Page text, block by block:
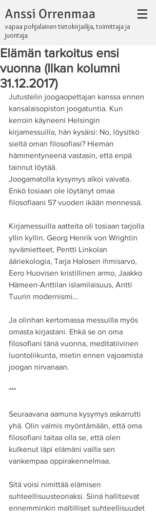
Anssi Orrenmaa
vapaa pohjalainen tietokirjailija, toimittaja ja
juontaja
Elämän tarkoitus ensi
vuonna (Ilkan kolumni
31.12.2017)
Jutustelin joogaopettajan kanssa ennen
kansalaisopiston joogatuntia. Kun
kerroin käyneeni Helsingin
kirjamessuilla, hän kysäisi: No, löysitkö
sieltä oman filosofiasi? Hieman
hämmentyneenä vastasin, että enpä
tainnut löytää.
Joogamatolla kysymys alkoi vaivata.
Enkö tosiaan ole löytänyt omaa
filosofiaani 57 vuoden ikään mennessä.
Kirjamessuilla aatteita oli tosiaan tarjolla
yllin kyllin. Georg Henrik von Wrightin
syvämietteet, Pentti Linkolan
ääriekologia, Tarja Halosen ihmisarvo,
Eero Huovisen kristillinen armo, Jaakko
Hämeen-Anttilan islamilaisuus, Antti
Tuurin modernismi…
Ja olinhan kertomassa messuilla myös
omasta kirjastani. Ehkä se on oma
filosofiani tänä vuonna, meditatiivinen
luontoliikunta, mietin ennen vajoamista
joogan nirvanaan.
***
Seuraavana aamuna kysymys askarrutti
yhä. Olin valmis myöntämään, että oma
filosofiani taitaa olla se, että olen
kulkenut läpi elämäni vailla sen
vankempaa oppirakennelmaa.
Sitä voisi nimittää elämisen
suhteellisuusteoriaksi. Siinä hallitsevat
ennemminkin maltilliset suhteellisuudet